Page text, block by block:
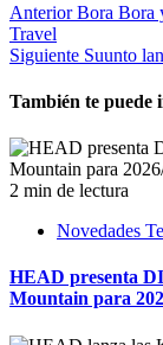
AnteriorBora Bora
Travel
Siguiente Suunto
También te puede
2 min de lectura
Novedades
HEAD presenta
Mountain para